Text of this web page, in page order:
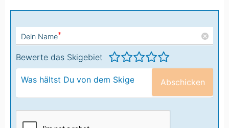
Dein Name*
Bewerte das Skigebiet
Abschicken